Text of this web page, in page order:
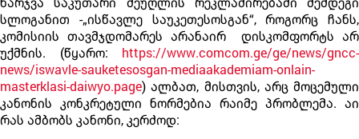
სლოგანით -„ისწავლე საუკეთესოსგან“, როგორც ჩანს,
კომისიის თავმჯდომარეს არანაირ დისკომფორტს არ
უქმნის. (წყარო: https://www.comcom.ge/ge/news/gncc-
news/iswavle-sauketesosgan-mediaakademiam-onlain-
masterklasi-daiwyo.page) ალბათ, მისთვის, არც მოცემული
კანონის კონკრეტული ნორმებია რაიმე პრობლემა. აი
რას ამბობს კანონი, კერძოდ: